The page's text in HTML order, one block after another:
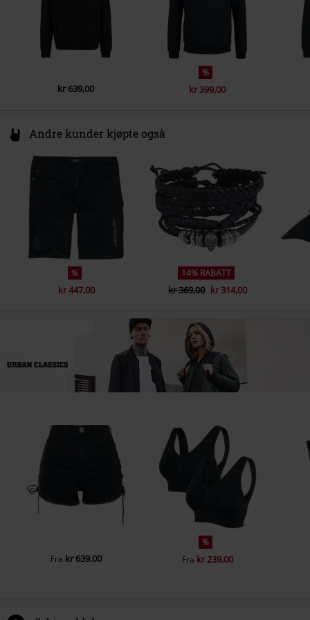
kr 639,00
%
kr 399,00
Andre kunder kjøpte også
%
kr 447,00
14% RABATT
kr 369,00 kr 314,00
Fra kr 639,00
%
Fra kr 239,00